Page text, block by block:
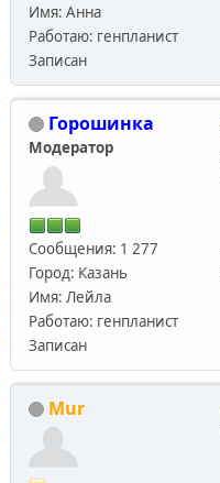
Имя: Анна
Работаю: генпланист
Записан
Горошинка
Модератор
Сообщения: 1 277
Город: Казань
Имя: Лейла
Работаю: генпланист
Записан
Mur